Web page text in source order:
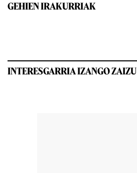
GEHIEN IRAKURRIAK
INTERESGARRIA IZANGO ZAIZU